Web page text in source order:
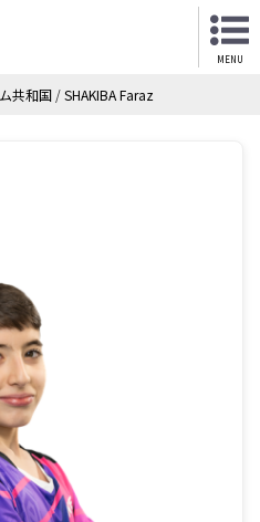
MENU
共和国 /SHAKIBA Faraz